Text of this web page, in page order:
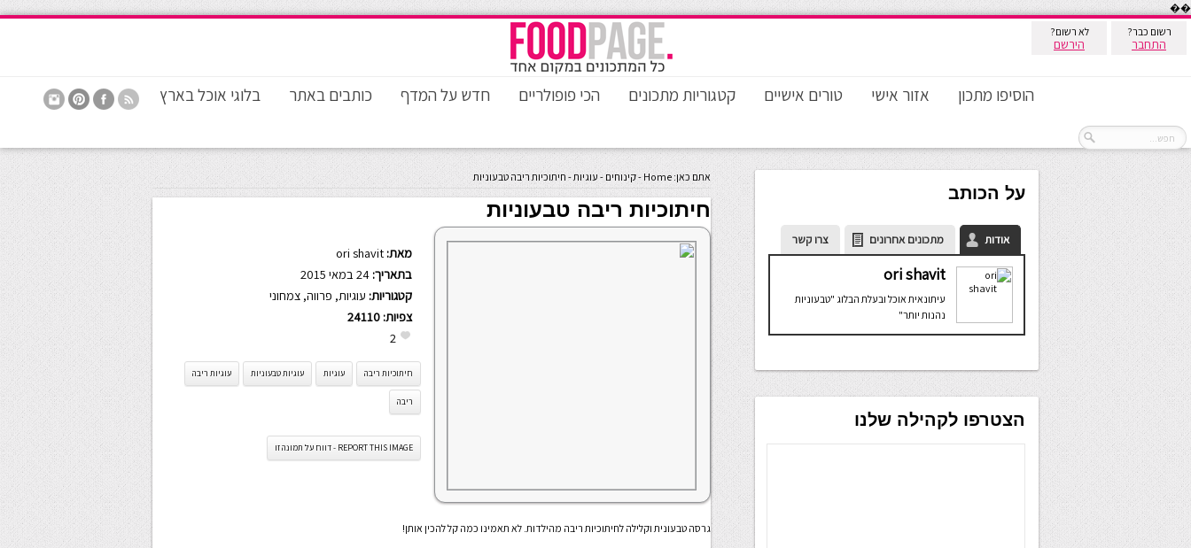
��
רשום כבר?
התחבר
לא רשום?
הירשם
הוסיפו מתכון אזור אישי טורים אישיים קטגוריות מתכונים הכי פופולריים חדש על המדף כותבים באתר בלוגי אוכל בארץ
אתם כאן: Home
-קינוחים - עוגיות- חיתוכיות ריבה טבעוניות
חיתוכיות ריבה טבעוניות
מאת: ori shavit
בתאריך:
קטגוריות: עוגיות, פרווה, צמחוני
צפיות: 24110
2
חיתוכיות ריבה עוגיות עוגיות טבעוניות עוגיות ריבה
ריבה
REPORT THIS IMAGE - דווח על תמונה זו
גרסה טבעונית וקלילה לחיתוכיות ריבה מהילדות. לא תאמינו כמה קל להכין אותן!
על הכותב
אודות מתכונים אחרונים צרו קשר
ori shavit
עיתונאית אוכל ובעלת הבלוג "טבעוניות
נהנות יותר"
הצטרפו לקהילה שלנו